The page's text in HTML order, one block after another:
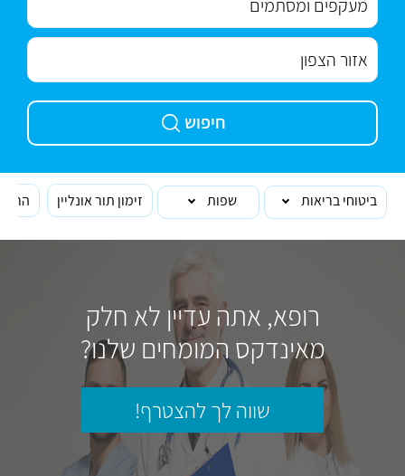
חיפוש
ביטוחי בריאות שפות זימון תור אונליין
רופא, אתה עדיין לא חלק
מאינדקס המומחים שלנו?
שווה לך להצטרף!